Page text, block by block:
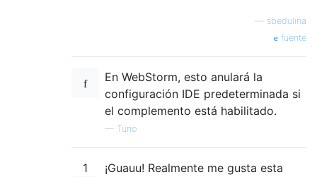
sbedulina
fuente
En WebStorm, esto anulará la
configuración IDE predeterminada si
el complemento está habilitado.
— Tuno
1
¡Guauu! Realmente me gusta esta